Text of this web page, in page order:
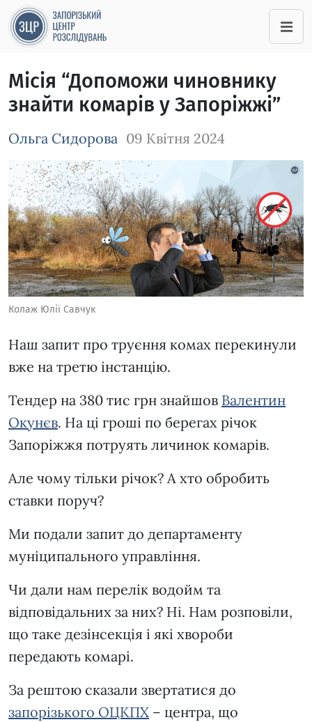
Місія “Допоможи чиновнику
знайти комарів у Запоріжжі”
Ольга Сидорова 09 Квітня 2024
Зображення завантажується
Колаж Юлії Савчук
Наш запит про труєння комах перекинули
вже на третю інстанцію.
Тендер на 380 тис грн знайшов Валентин
Окунєв. На ці гроші по берегах річок
Запоріжжя потруять личинок комарів.
Але чому тільки річок? А хто обробить
ставки поруч?
Ми подали запит до департаменту
муніципального управління.
Чи дали нам перелік водойм та
відповідальних за них? Ні. Нам розповіли,
що таке дезінсекція і які хвороби
передають комарі.
За рештою сказали звертатися до
запорізького ОЦКПХ – центра, що